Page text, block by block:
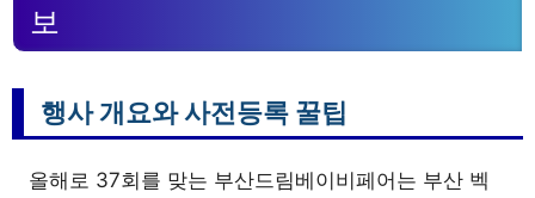
보
행사 개요와 사전등록 꿀팁
올해로 37회를 맞는 부산드림베이비페어는 부산 벡